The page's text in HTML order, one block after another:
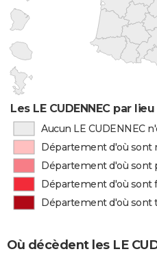
Les LE CUDENNEC par
Aucun LE CUDENNEC
Département d'où sont
Département d'où sont
Département d'où sont
Département d'où sont
Où décèdent les LE